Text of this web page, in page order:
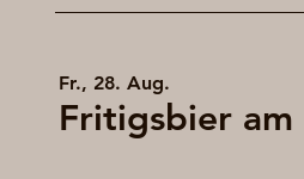
Fr., 28. Aug.